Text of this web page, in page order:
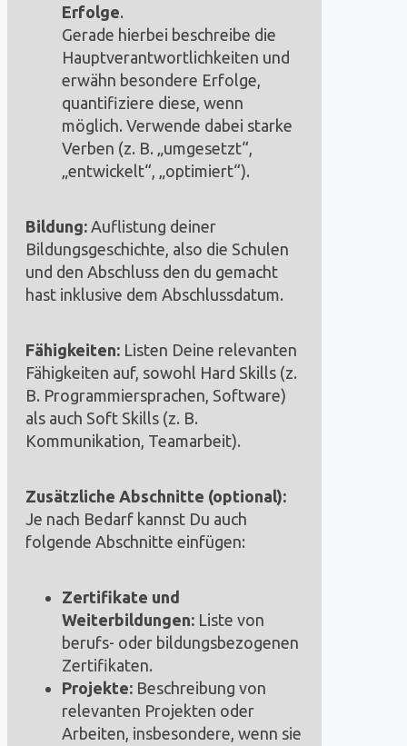
Erfolge.
Gerade hierbei beschreibe die
Hauptverantwortlichkeiten und
erwähn besondere Erfolge,
quantifiziere diese, wenn
möglich. Verwende dabei starke
Verben (z. B. „umgesetzt“,
„entwickelt“, „optimiert“).
Bildung: Auflistung deiner
Bildungsgeschichte, also die Schulen
und den Abschluss den du gemacht
hast inklusive dem Abschlussdatum.
Fähigkeiten: Listen Deine relevanten
Fähigkeiten auf, sowohl Hard Skills (z.
B. Programmiersprachen, Software)
als auch Soft Skills (z. B.
Kommunikation, Teamarbeit).
Zusätzliche Abschnitte (optional):
Je nach Bedarf kannst Du auch
folgende Abschnitte einfügen:
Zertifikate und
Weiterbildungen: Liste von
berufs- oder bildungsbezogenen
Zertifikaten.
Projekte: Beschreibung von
relevanten Projekten oder
Arbeiten, insbesondere, wenn sie